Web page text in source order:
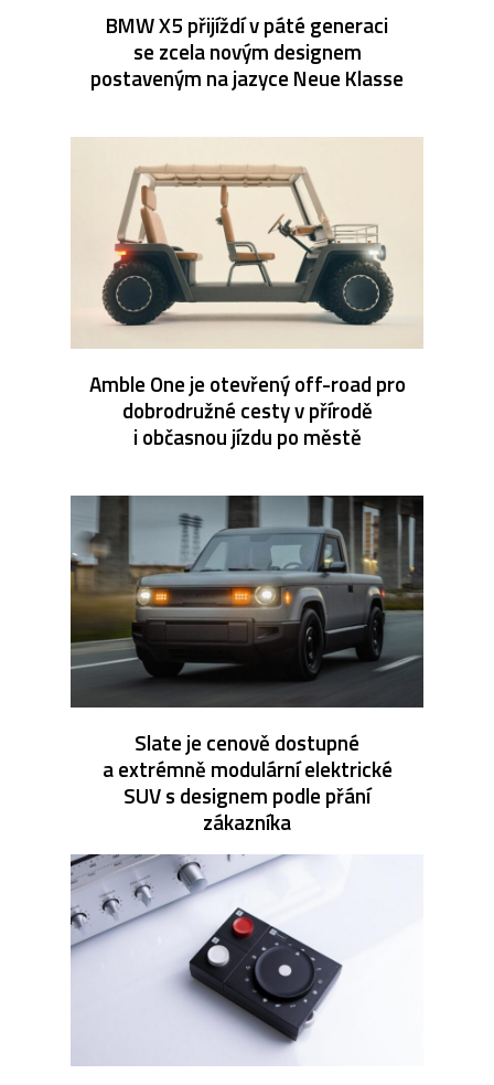
BMW X5 přijíždí v páté generaci
se zcela novým designem
postaveným na jazyce Neue Klasse
Amble One je otevřený off-road pro
dobrodružné cesty v přírodě
i občasnou jízdu po městě
Slate je cenově dostupné
a extrémně modulární elektrické
SUV s designem podle přání
zákazníka